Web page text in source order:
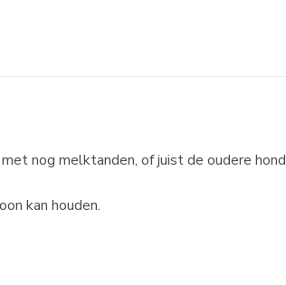
nog melktanden, of juist de oudere hond
kan houden.